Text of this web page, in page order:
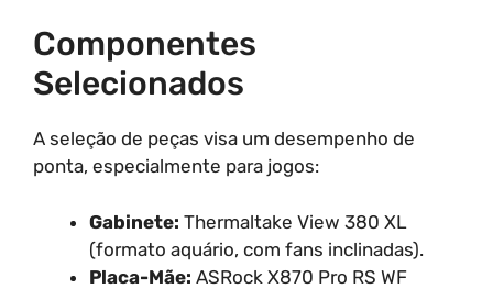
Componentes
Selecionados
A seleção de peças visa um desempenho de
ponta, especialmente para jogos:
Gabinete: Thermaltake View 380 XL
(formato aquário, com fans inclinadas).
Placa-Mãe: ASRock X870 Pro RS WF